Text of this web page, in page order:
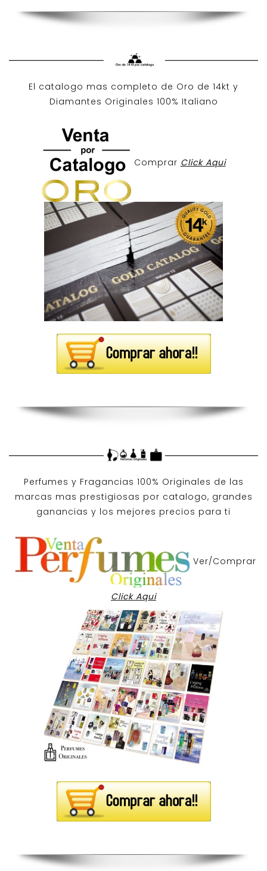
El catalogo mas completo de Oro de 14kt y
Diamantes Originales 100% Italiano
Comprar Click Aqui
Perfumes y Fragancias 100% Originales de las
marcas mas prestigiosas por catalogo, grandes
ganancias y los mejores precios para ti
Ver/Comprar
Click Aqui